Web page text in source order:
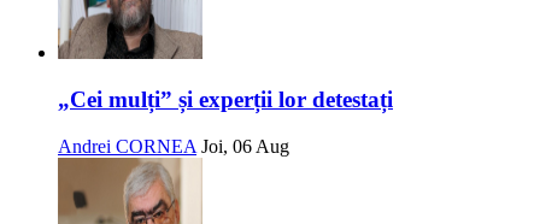
„Cei mulți” și experții lor detestați
Andrei CORNEA Joi, 06 Aug